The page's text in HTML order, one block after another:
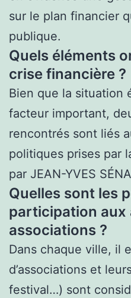
sur le plan financier
publique.
Quels éléments
crise financière ?
Bien que la situation
facteur important,
rencontrés sont liés
politiques prises par
par JEAN-YVES
Quelles sont les
participation aux
associations ?
Dans chaque ville, il
d’associations et
festival…) sont